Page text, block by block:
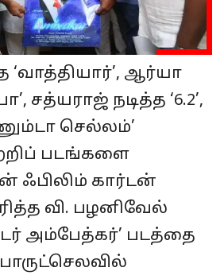
‘வாத்தியார்’, ஆர்யா
சத்யராஜ் நடித்த ‘6.2’,
செல்லம்’
படங்களை
ஃபிலிம் கார்டன்
வி. பழனிவேல்
அம்பேத்கர்’ படத்தை